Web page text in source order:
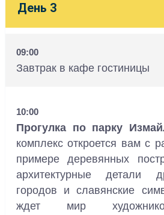
День 3
09:00
Завтрак в кафе гостиницы
10:00
Прогулка по парку
комплекс откроется вам с
примере деревянных
архитектурные детали
городов и славянские
ждет мир